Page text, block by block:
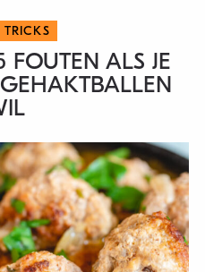
FOUTEN ALS JE